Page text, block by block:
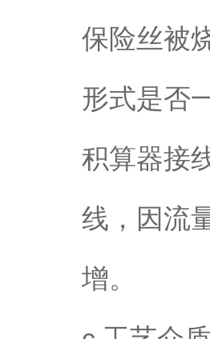
保险丝被
形式是否
积算器接
线，因流
增。